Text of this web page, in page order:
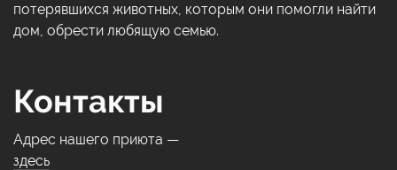
потерявшихся животных, которым они помогли найти
дом, обрести любящую семью.
Контакты
Адрес нашего приюта —
здесь